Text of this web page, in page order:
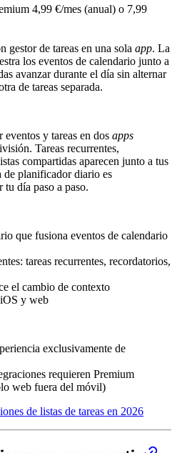
4,99 €/mes (anual) o 7,99
gestor de tareas en una sola app. La
los eventos de calendario junto a
avanzar durante el día sin alternar
de tareas separada.
y tareas en dos apps
Tareas recurrentes,
compartidas aparecen junto a tus
de planificador diario es
tu día paso a paso.
que fusiona eventos de calendario
tareas recurrentes, recordatorios,
el cambio de contexto
y web
exclusivamente de
requieren Premium
web fuera del móvil)
de listas de tareas en 2026